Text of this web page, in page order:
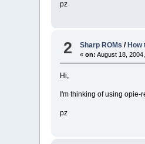
pz
2 Sharp ROMs /How
«on: August 18,
Hi,
I'm thinking of using opie-
pz